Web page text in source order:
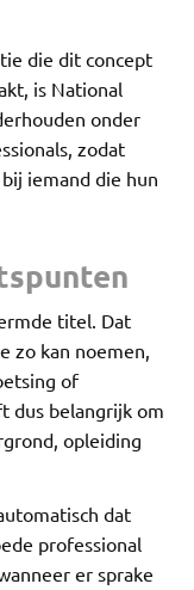
die dit concept
is National
onder
zodat
iemand die hun
titel. Dat
zo kan noemen,
of
dus belangrijk om
opleiding
dat
professional
er sprake